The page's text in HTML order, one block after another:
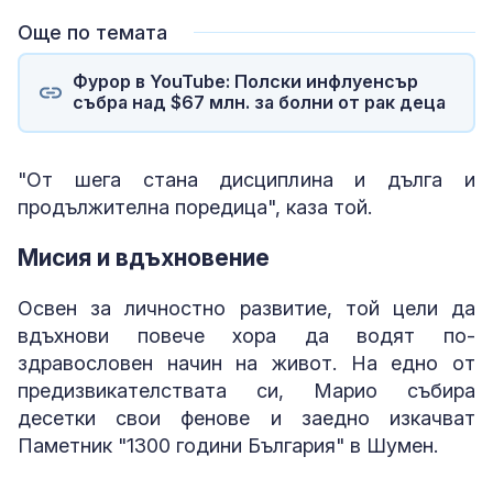
Още по темата
Фурор в YouTube: Полски инфлуенсър
събра над $67 млн. за болни от рак деца
"От шега стана дисциплина и дълга и
продължителна поредица", каза той.
Мисия и вдъхновение
Освен за личностно развитие, той цели да
вдъхнови повече хора да водят по-
здравословен начин на живот. На едно от
предизвикателствата си, Марио събира
десетки свои фенове и заедно изкачват
Паметник "1300 години България" в Шумен.